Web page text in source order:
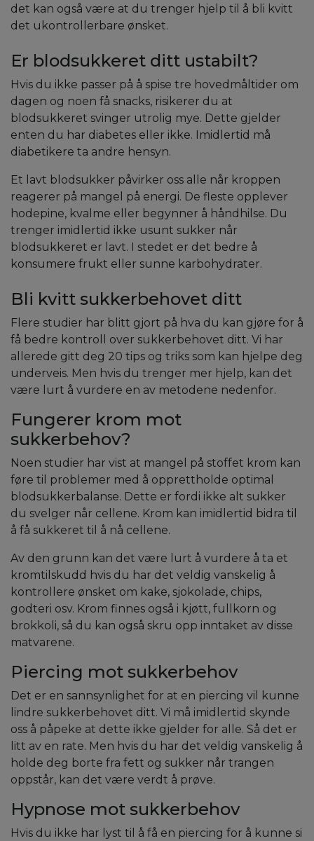
det kan også være at du trenger hjelp til å bli kvitt
det ukontrollerbare ønsket.
Er blodsukkeret ditt ustabilt?
Hvis du ikke passer på å spise tre hovedmåltider om
dagen og noen få snacks, risikerer du at
blodsukkeret svinger utrolig mye. Dette gjelder
enten du har diabetes eller ikke. Imidlertid må
diabetikere ta andre hensyn.
Et lavt blodsukker påvirker oss alle når kroppen
reagerer på mangel på energi. De fleste opplever
hodepine, kvalme eller begynner å håndhilse. Du
trenger imidlertid ikke usunt sukker når
blodsukkeret er lavt. I stedet er det bedre å
konsumere frukt eller sunne karbohydrater.
Bli kvitt sukkerbehovet ditt
Flere studier har blitt gjort på hva du kan gjøre for å
få bedre kontroll over sukkerbehovet ditt. Vi har
allerede gitt deg 20 tips og triks som kan hjelpe deg
underveis. Men hvis du trenger mer hjelp, kan det
være lurt å vurdere en av metodene nedenfor.
Fungerer krom mot
sukkerbehov?
Noen studier har vist at mangel på stoffet krom kan
føre til problemer med å opprettholde optimal
blodsukkerbalanse. Dette er fordi ikke alt sukker
du svelger når cellene. Krom kan imidlertid bidra til
å få sukkeret til å nå cellene.
Av den grunn kan det være lurt å vurdere å ta et
kromtilskudd hvis du har det veldig vanskelig å
kontrollere ønsket om kake, sjokolade, chips,
godteri osv. Krom finnes også i kjøtt, fullkorn og
brokkoli, så du kan også skru opp inntaket av disse
matvarene.
Piercing mot sukkerbehov
Det er en sannsynlighet for at en piercing vil kunne
lindre sukkerbehovet ditt. Vi må imidlertid skynde
oss å påpeke at dette ikke gjelder for alle. Så det er
litt av en rate. Men hvis du har det veldig vanskelig å
holde deg borte fra fett og sukker når trangen
oppstår, kan det være verdt å prøve.
Hypnose mot sukkerbehov
Hvis du ikke har lyst til å få en piercing for å kunne si